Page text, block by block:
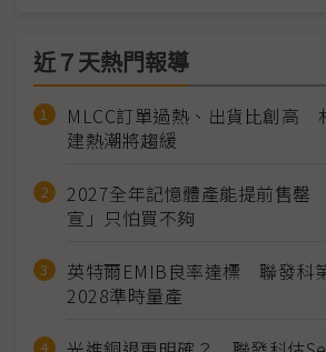
近７天熱門報導
MLCC訂單過熱、出貨比創高
建熱潮將趨緩
2027全年記憶體產能提前售罄
宣」只怕買不夠
英特爾EMIB良率達標 聯發科
2028準時量產